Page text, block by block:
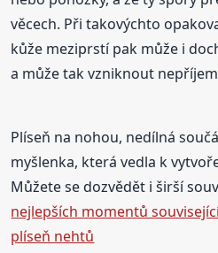
věcech. Při takovýchto
kůže meziprstí pak může i
a může tak vzniknout
Plíseň na nohou, nedílná
myšlenka, která vedla k
Můžete se dozvědět i širší
nejlepších momentů
plíseň nehtů